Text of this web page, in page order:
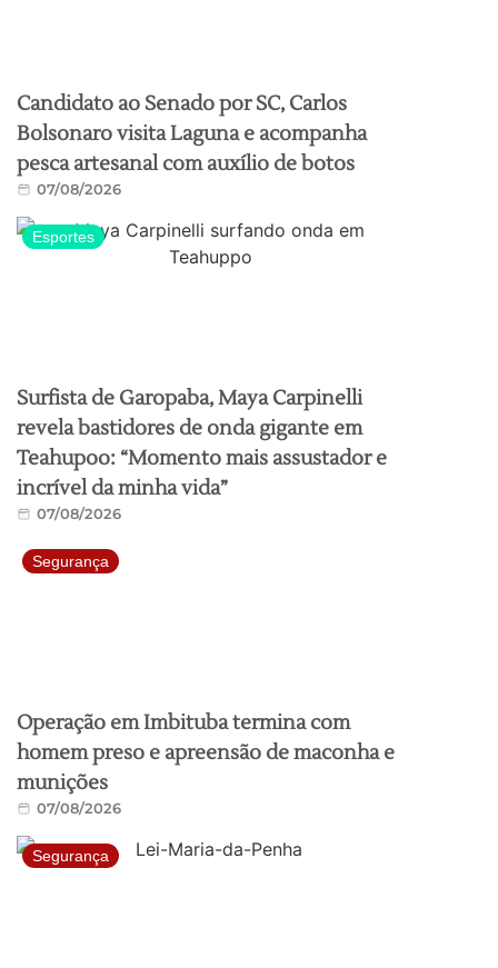
Candidato ao Senado por SC, Carlos
Bolsonaro visita Laguna e acompanha
pesca artesanal com auxílio de botos
07/08/2026
Esportes
Surfista de Garopaba, Maya Carpinelli
revela bastidores de onda gigante em
Teahupoo: “Momento mais assustador e
incrível da minha vida”
07/08/2026
Segurança
Operação em Imbituba termina com
homem preso e apreensão de maconha e
munições
07/08/2026
Segurança